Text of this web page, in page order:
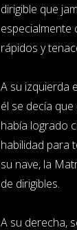
dirigible que
especialmente
rápidos y
A su izquierda
él se decía
había logrado
habilidad para
su nave, la
de dirigibles.
A su derecha,